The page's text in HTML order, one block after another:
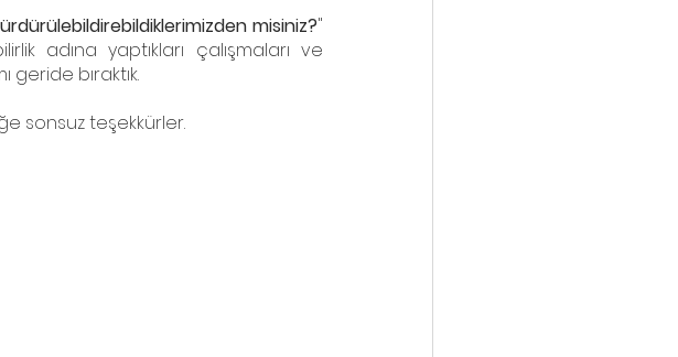
misiniz?"
adına yaptıkları çalışmaları ve
bıraktık.
sonsuz teşekkürler.